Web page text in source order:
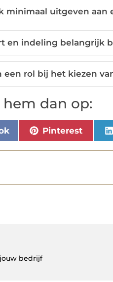
minimaal uitgeven aan
en indeling belangrijk
een rol bij het kiezen
dan op:
Pinterest
bedrijf